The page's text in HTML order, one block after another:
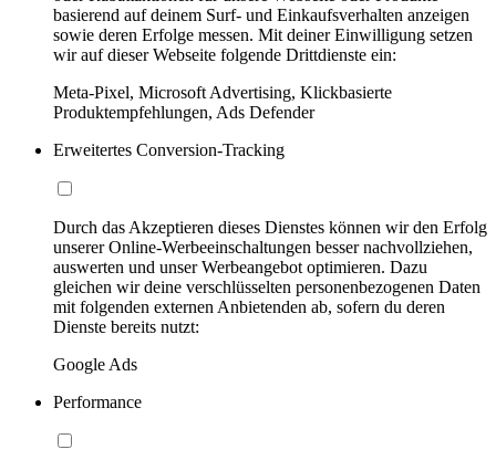
basierend auf deinem Surf- und Einkaufsverhalten anzeigen
sowie deren Erfolge messen. Mit deiner Einwilligung setzen
wir auf dieser Webseite folgende Drittdienste ein:
Meta-Pixel, Microsoft Advertising, Klickbasierte
Produktempfehlungen, Ads Defender
Erweitertes Conversion-Tracking
Durch das Akzeptieren dieses Dienstes können wir den Erfolg
unserer Online-Werbeeinschaltungen besser nachvollziehen,
auswerten und unser Werbeangebot optimieren. Dazu
gleichen wir deine verschlüsselten personenbezogenen Daten
mit folgenden externen Anbietenden ab, sofern du deren
Dienste bereits nutzt:
Google Ads
Performance